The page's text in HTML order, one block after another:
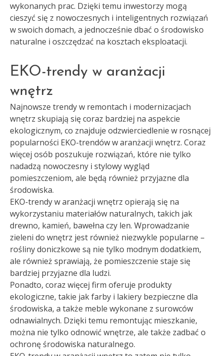
wykonanych prac. Dzięki temu inwestorzy mogą
cieszyć się z nowoczesnych i inteligentnych rozwiązań
w swoich domach, a jednocześnie dbać o środowisko
naturalne i oszczędzać na kosztach eksploatacji.
EKO-trendy w aranżacji
wnętrz
Najnowsze trendy w remontach i modernizacjach
wnętrz skupiają się coraz bardziej na aspekcie
ekologicznym, co znajduje odzwierciedlenie w rosnącej
popularności EKO-trendów w aranżacji wnętrz. Coraz
więcej osób poszukuje rozwiązań, które nie tylko
nadadzą nowoczesny i stylowy wygląd
pomieszczeniom, ale będą również przyjazne dla
środowiska.
EKO-trendy w aranżacji wnętrz opierają się na
wykorzystaniu materiałów naturalnych, takich jak
drewno, kamień, bawełna czy len. Wprowadzanie
zieleni do wnętrz jest również niezwykle popularne –
rośliny doniczkowe są nie tylko modnym dodatkiem,
ale również sprawiają, że pomieszczenie staje się
bardziej przyjazne dla ludzi.
Ponadto, coraz więcej firm oferuje produkty
ekologiczne, takie jak farby i lakiery bezpieczne dla
środowiska, a także meble wykonane z surowców
odnawialnych. Dzięki temu remontując mieszkanie,
można nie tylko odnowić wnętrze, ale także zadbać o
ochronę środowiska naturalnego.